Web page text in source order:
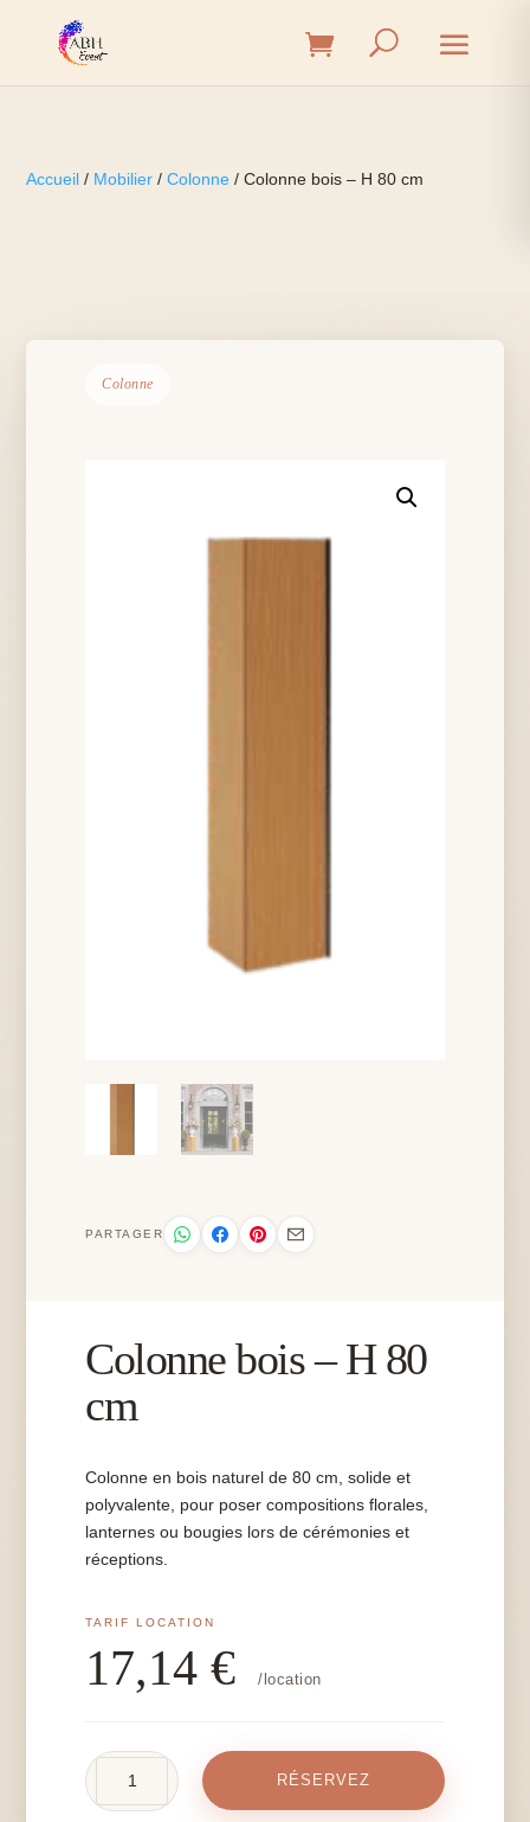
Accueil / Mobilier /Colonne / Colonne bois – H 80 cm
Colonne
PARTAGER
Colonne bois – H 80
cm
Colonne en bois naturel de 80 cm, solide et
polyvalente, pour poser compositions florales,
lanternes ou bougies lors de cérémonies et
réceptions.
17,14€ /location
RÉSERVEZ